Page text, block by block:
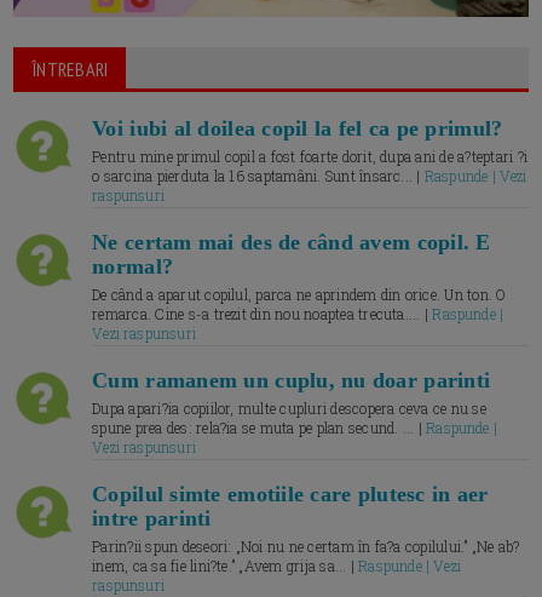
ÎNTREBARI
Voi iubi al doilea copil la fel ca pe primul?
Pentru mine primul copil a fost foarte dorit, dupa ani de a?teptari ?i
o sarcina pierduta la 16 saptamâni. Sunt însarc... | Raspunde | Vezi
raspunsuri
Ne certam mai des de când avem copil. E
normal?
De când a aparut copilul, parca ne aprindem din orice. Un ton. O
remarca. Cine s-a trezit din nou noaptea trecuta.... |Raspunde |
Vezi raspunsuri
Cum ramanem un cuplu, nu doar parinti
Dupa apari?ia copiilor, multe cupluri descopera ceva ce nu se
spune prea des: rela?ia se muta pe plan secund. ... |Raspunde |
Vezi raspunsuri
Copilul simte emotiile care plutesc in aer
intre parinti
Parin?ii spun deseori: „Noi nu ne certam în fa?a copilului.” „Ne ab?
inem, ca sa fie lini?te.” „Avem grija sa... |Raspunde | Vezi
raspunsuri